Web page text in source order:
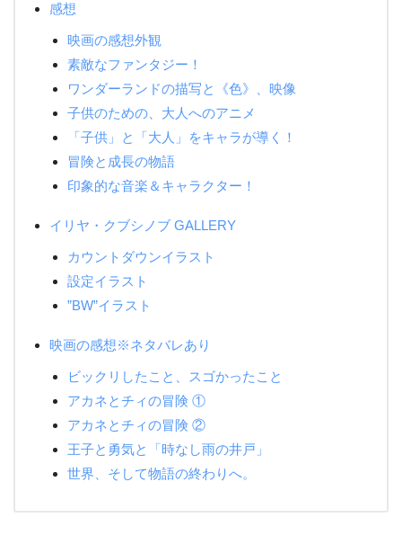
感想
映画の感想外観
素敵なファンタジー！
ワンダーランドの描写と《色》、映像
子供のための、大人へのアニメ
「子供」と「大人」をキャラが導く！
冒険と成長の物語
印象的な音楽＆キャラクター！
イリヤ・クブシノブ GALLERY
カウントダウンイラスト
設定イラスト
”BW”イラスト
映画の感想※ネタバレあり
ビックリしたこと、スゴかったこと
アカネとチィの冒険 ①
アカネとチィの冒険 ②
王子と勇気と「時なし雨の井戸」
世界、そして物語の終わりへ。